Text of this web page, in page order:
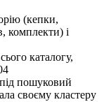
(кепки,
комплекти) і
каталогу,
пошуковий
своєму кластеру